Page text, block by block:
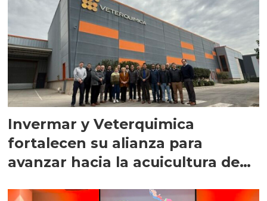
Invermar y Veterquimica
fortalecen su alianza para
avanzar hacia la acuicultura de